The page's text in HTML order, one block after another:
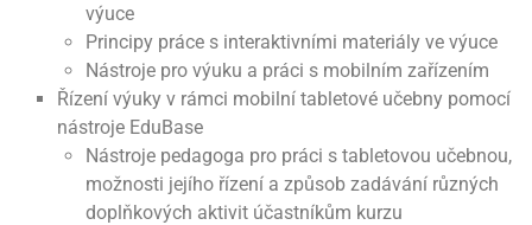
výuce
Principy práce s interaktivními materiály ve výuce
Nástroje pro výuku a práci s mobilním zařízením
Řízení výuky v rámci mobilní tabletové učebny pomocí
nástroje EduBase
Nástroje pedagoga pro práci s tabletovou učebnou,
možnosti jejího řízení a způsob zadávání různých
doplňkových aktivit účastníkům kurzu